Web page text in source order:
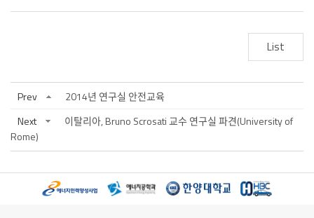
List
Prev
2014년 연구실 안전교육
Next
이탈리아, Bruno Scrosati 교수 연구실 파견(University of
Rome)